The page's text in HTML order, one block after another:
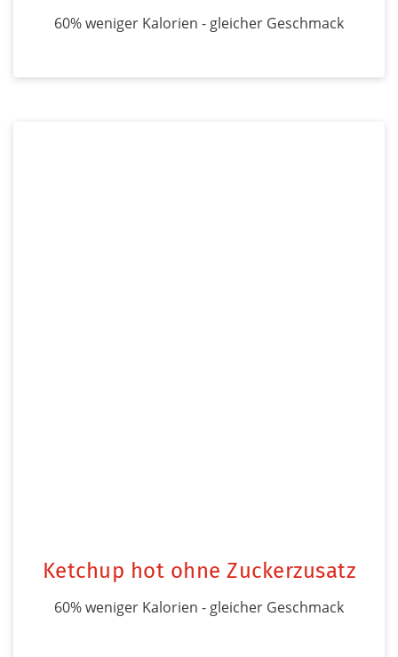
60% weniger Kalorien - gleicher Geschmack
Ketchup hot ohne Zuckerzusatz
60% weniger Kalorien - gleicher Geschmack